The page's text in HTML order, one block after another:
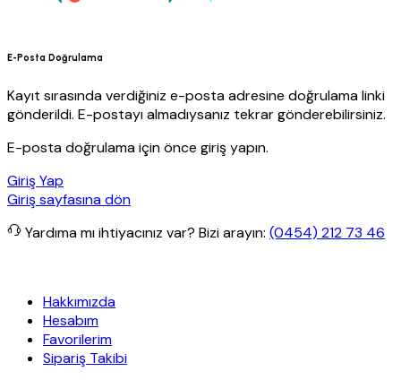
E-Posta Doğrulama
Kayıt sırasında verdiğiniz e-posta adresine doğrulama linki
gönderildi. E-postayı almadıysanız tekrar gönderebilirsiniz.
E-posta doğrulama için önce giriş yapın.
Giriş Yap
Giriş sayfasına dön
Yardıma mı ihtiyacınız var? Bizi arayın: (0454) 212 73 46
Hakkımızda
Hesabım
Favorilerim
Sipariş Takibi